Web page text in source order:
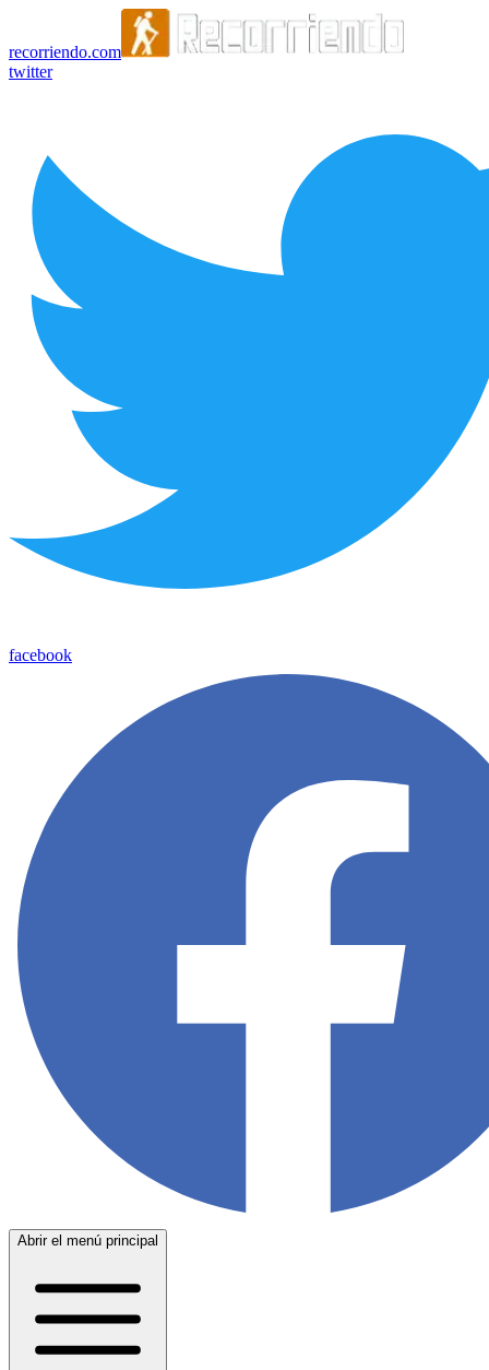
recorriendo.com
twitter
facebook
Abrir el menú principal